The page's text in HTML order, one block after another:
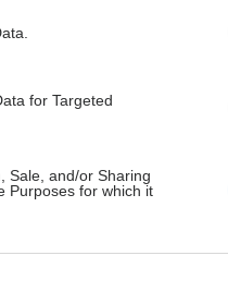
for Targeted
Sale, and/or Sharing
Purposes for which it